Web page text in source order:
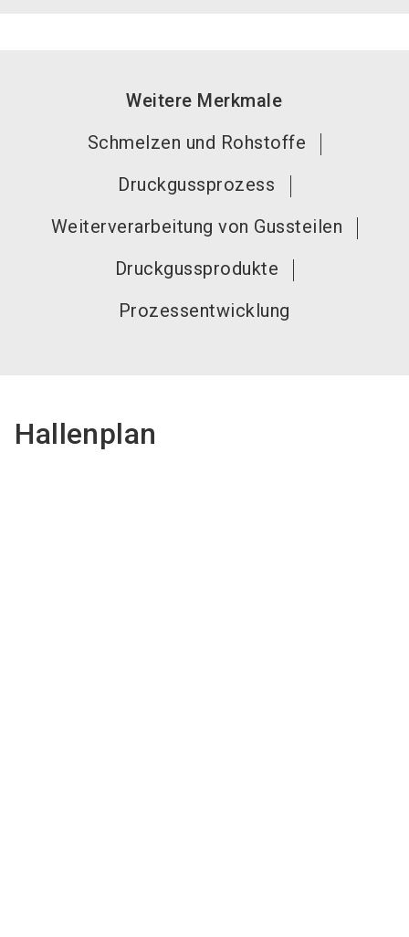
Weitere Merkmale
Schmelzen und Rohstoffe
Druckgussprozess
Weiterverarbeitung von Gussteilen
Druckgussprodukte
Prozessentwicklung
Hallenplan